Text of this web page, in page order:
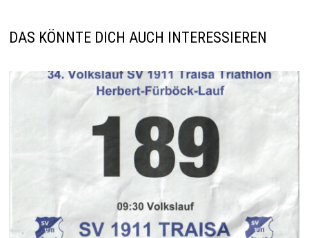
DAS KÖNNTE DICH AUCH INTERESSIEREN